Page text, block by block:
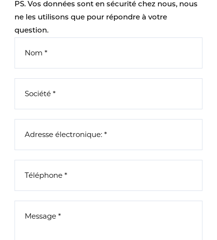
PS. Vos données sont en sécurité chez nous, nous
ne les utilisons que pour répondre à votre
question.